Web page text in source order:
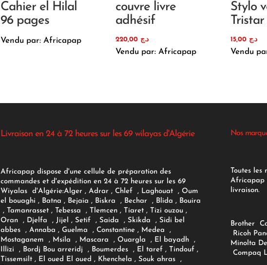
Cahier el Hilal
96 pages
Vendu par: Africapap
couvre livre
adhésif
د.ج 220,00
Vendu par: Africapap
Stylo
د.ج
Vendu
Livraison en 24 à 72 heures sur les 69 wilayas d'Algérie
Africapap dispose d'une cellule de préparation des
commandes et d'expédition en 24 à 72 heures sur les 69
Wiyalas d'Algérie:Alger , Adrar, Chlef , Laghouat , Oum
el bouaghi , Batna , Bejaia , Biskra , Bechar , Blida , Bouira
, Tamanrasset , Tebessa , Tlemcen , Tiaret , Tizi ouzou ,
Oran , Djelfa , Jijel , Setif , Saida , Skikda , Sidi bel
abbes , Annaba , Guelma , Constantine , Medea ,
Mostaganem , Msila , Mascara , Ouargla , El bayadh ,
Illizi , Bordj Bou arreridj , Boumerdes , El taref , Tindouf ,
Tissemsilt , El oued El oued , Khenchela , Souk ahras ,
Nos
Toutes les
Africapap
livraison.
Brother
Ricoh
Minolta
Compaq